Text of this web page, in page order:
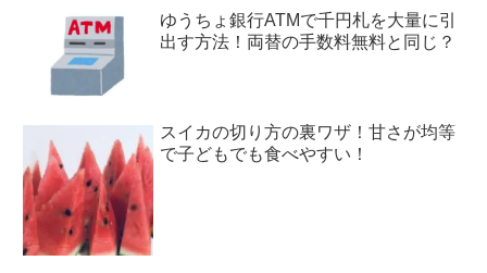
ゆうちょ銀行ATMで千円札を大量に引
出す方法！両替の手数料無料と同じ？
スイカの切り方の裏ワザ！甘さが均等
で子どもでも食べやすい！